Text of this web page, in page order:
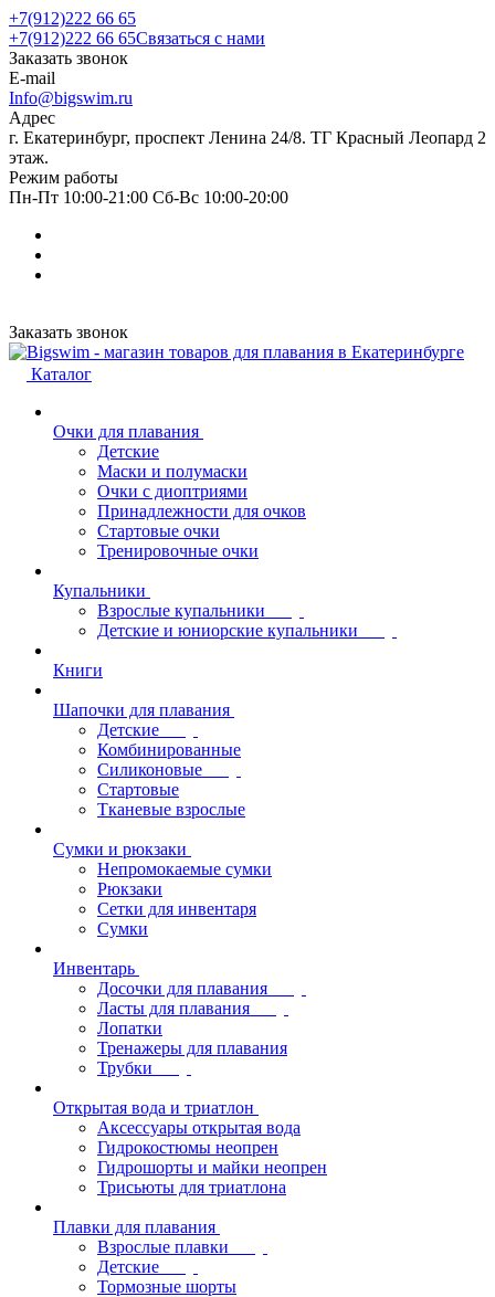
+7(912)222 66 65
+7(912)222 66 65Связаться с нами
Заказать звонок
E-mail
Info@bigswim.ru
Адрес
г. Екатеринбург, проспект Ленина 24/8. ТГ Красный Леопард 2
этаж.
Режим работы
Пн-Пт 10:00-21:00 Сб-Вс 10:00-20:00
Заказать звонок
Каталог
Очки для плавания
Детские
Маски и полумаски
Очки с диоптриями
Принадлежности для очков
Стартовые очки
Тренировочные очки
Купальники
Взрослые купальники
Детские и юниорские купальники
Книги
Шапочки для плавания
Детские
Комбинированные
Силиконовые
Стартовые
Тканевые взрослые
Сумки и рюкзаки
Непромокаемые сумки
Рюкзаки
Сетки для инвентаря
Сумки
Инвентарь
Досочки для плавания
Ласты для плавания
Лопатки
Тренажеры для плавания
Трубки
Открытая вода и триатлон
Аксессуары открытая вода
Гидрокостюмы неопрен
Гидрошорты и майки неопрен
Трисьюты для триатлона
Плавки для плавания
Взрослые плавки
Детские
Тормозные шорты